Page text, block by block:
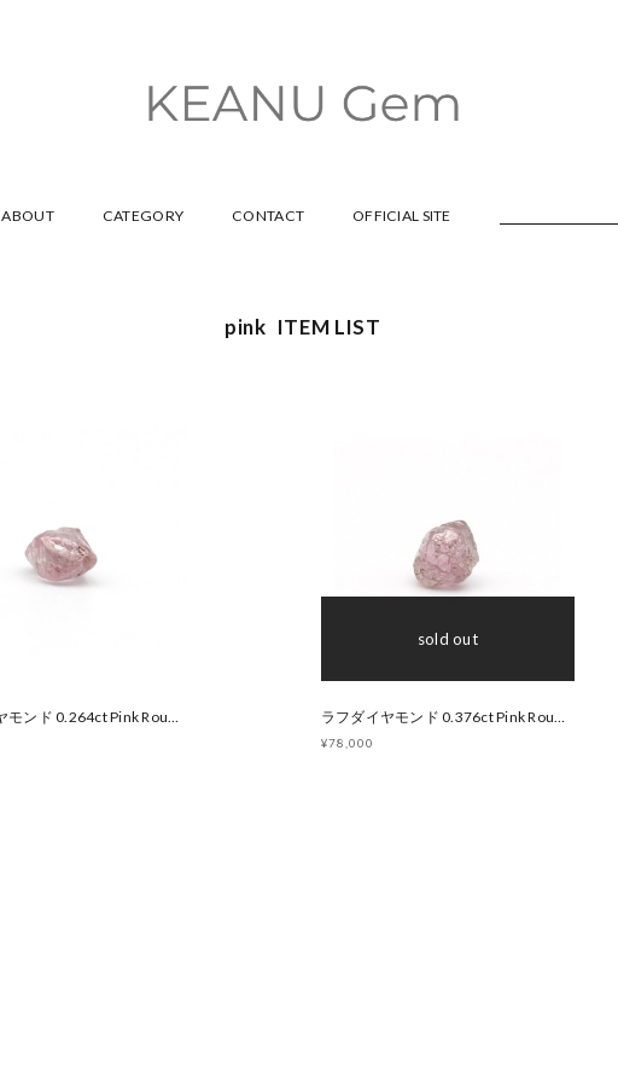
ABOUT CATEGORY CONTACT OFFICIAL SITE
pink ITEM LIST
ラフダイヤモンド 0.264ct Pink Rough Diamond 原石 オーストラリア アーガイル産 （WE00003）
sold out
ラフダイヤモンド 0.376ct Pink Rough Diamond 原石 オーストラリア アーガイル産 （WE00002）
¥78,000